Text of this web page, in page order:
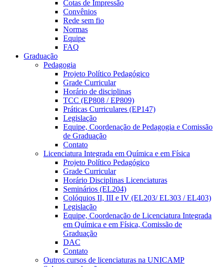
Cotas de Impressão
Convênios
Rede sem fio
Normas
Equipe
FAQ
Graduação
Pedagogia
Projeto Político Pedagógico
Grade Curricular
Horário de disciplinas
TCC (EP808 / EP809)
Práticas Curriculares (EP147)
Legislação
Equipe, Coordenação de Pedagogia e Comissão
de Graduação
Contato
Licenciatura Integrada em Química e em Física
Projeto Político Pedagógico
Grade Curricular
Horário Disciplinas Licenciaturas
Seminários (EL204)
Colóquios II, III e IV (EL203/ EL303 / EL403)
Legislação
Equipe, Coordenação de Licenciatura Integrada
em Química e em Física, Comissão de
Graduação
DAC
Contato
Outros cursos de licenciaturas na UNICAMP